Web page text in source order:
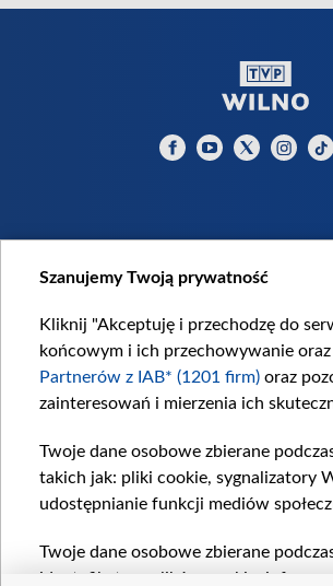
Szanujemy Twoją prywatność
Kliknij "Akceptuję i przechodzę do
końcowym i ich przechowywanie
Partnerów z IAB* (1201 firm) oraz
zainteresowań i mierzenia ich
Twoje dane osobowe zbierane
takich jak: pliki cookie, sygnalizatory
udostępnianie funkcji mediów
Twoje dane osobowe zbierane
identyfikatory plików cookie,